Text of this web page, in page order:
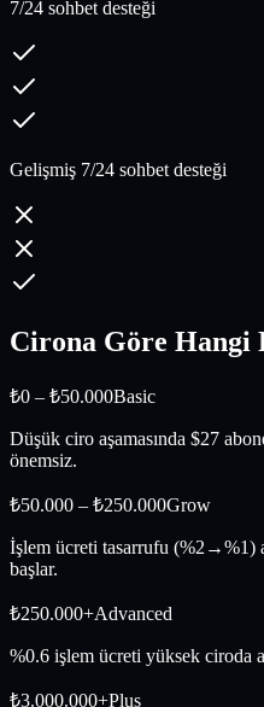
7/24 sohbet desteği
Gelişmiş 7/24 sohbet desteği
Cirona Göre Hangi
₺0 – ₺50.000Basic
Düşük ciro aşamasında $27
önemsiz.
₺50.000 – ₺250.000Grow
İşlem ücreti tasarrufu (%2→%1)
başlar.
₺250.000+Advanced
%0.6 işlem ücreti yüksek ciroda
₺3.000.000+Plus